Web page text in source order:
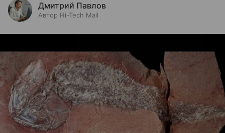
Дмитрий Павлов
Автор Hi-Tech Mail